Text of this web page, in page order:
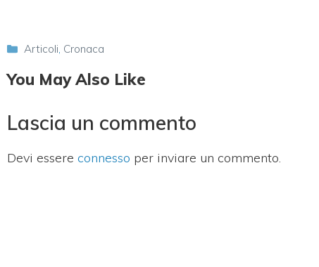
Categorie
Articoli, Cronaca
You May Also Like
Lascia un commento
Devi essere connesso per inviare un commento.